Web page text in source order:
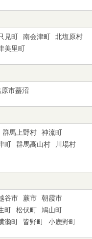
見町 南会津町
北塩原村
美里町
市蟇沼
群馬上野村
神流町
町 群馬高山村
川場村
谷市 蕨市
朝霞市
町 松伏町
鳩山町
瀬町 皆野町 小鹿野町